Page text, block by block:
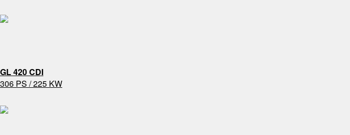
GL 420 CDI
306 PS / 225 KW